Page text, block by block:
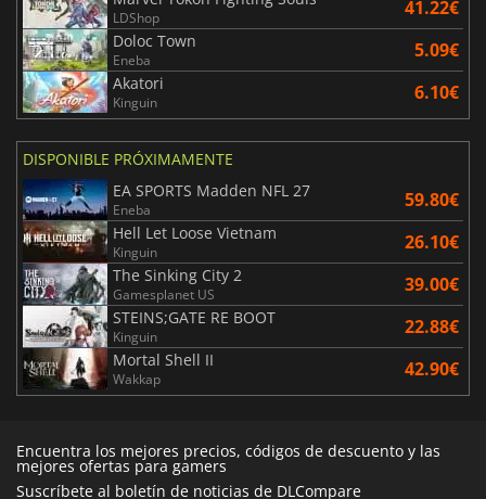
LDShop 41.22€
Doloc Town
Eneba 5.09€
Akatori
Kinguin 6.10€
DISPONIBLE PRÓXIMAMENTE
EA SPORTS Madden NFL 27
Eneba 59.80€
Hell Let Loose Vietnam
Kinguin 26.10€
The Sinking City 2
Gamesplanet US 39.00€
STEINS;GATE RE BOOT
Kinguin 22.88€
Mortal Shell II
Wakkap 42.90€
Encuentra los mejores precios, códigos de descuento y las
mejores ofertas para gamers
Suscríbete al boletín de noticias de DLCompare